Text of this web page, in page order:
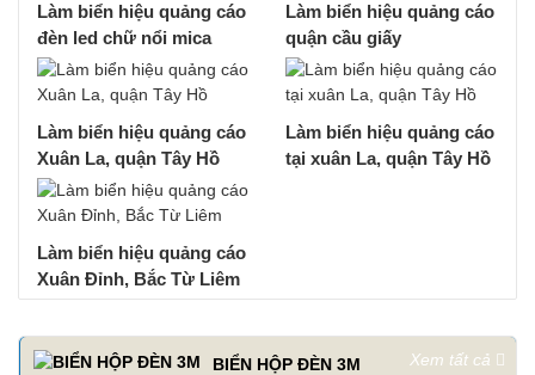
Làm biển hiệu quảng cáo
đèn led chữ nổi mica
Làm biển hiệu quảng cáo
quận cầu giấy
Làm biển hiệu quảng cáo
Xuân La, quận Tây Hồ
Làm biển hiệu quảng cáo
tại xuân La, quận Tây Hồ
Làm biển hiệu quảng cáo
Xuân Đỉnh, Bắc Từ Liêm
BIỂN HỘP ĐÈN 3M Xem tất cả